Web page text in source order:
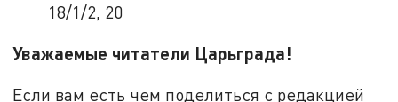
18/1/2, 20
Уважаемые читатели Царьграда!
Если вам есть чем поделиться с редакцией